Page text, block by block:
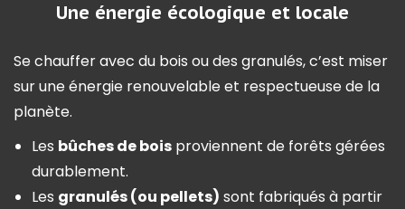
Une énergie écologique et locale
Se chauffer avec du bois ou des granulés, c’est miser
sur une énergie renouvelable et respectueuse de la
planète.
Les bûches de bois proviennent de forêts gérées
durablement.
Les granulés (ou pellets) sont fabriqués à partir